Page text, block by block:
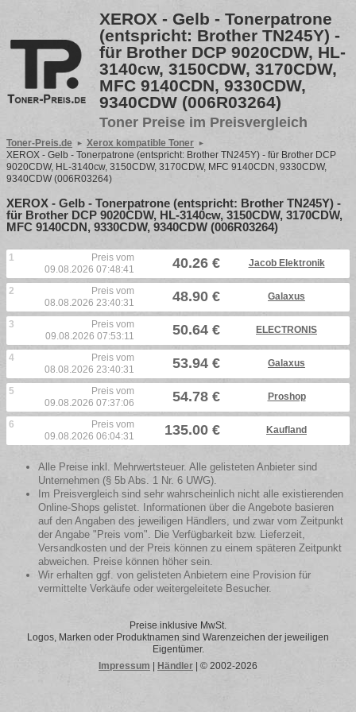
XEROX - Gelb - Tonerpatrone
(entspricht: Brother TN245Y) -
für Brother DCP 9020CDW, HL-
3140cw, 3150CDW, 3170CDW,
MFC 9140CDN, 9330CDW,
9340CDW (006R03264)
Toner Preise im Preisvergleich
Toner-Preis.de
Xerox kompatible Toner
XEROX - Gelb - Tonerpatrone (entspricht: Brother TN245Y) - für Brother DCP
9020CDW, HL-3140cw, 3150CDW, 3170CDW, MFC 9140CDN, 9330CDW,
9340CDW (006R03264)
XEROX - Gelb - Tonerpatrone (entspricht: Brother TN245Y) -
für Brother DCP 9020CDW, HL-3140cw, 3150CDW, 3170CDW,
MFC 9140CDN, 9330CDW, 9340CDW (006R03264)
1
Preis vom
09.08.2026 07:48:41
40.26 € Jacob Elektronik
2
Preis vom
08.08.2026 23:40:31
48.90 € Galaxus
3
Preis vom
09.08.2026 07:53:11
50.64 € ELECTRONIS
4
Preis vom
08.08.2026 23:40:31
53.94 € Galaxus
5
Preis vom
09.08.2026 07:37:06
54.78 € Proshop
6
Preis vom
09.08.2026 06:04:31
135.00 € Kaufland
Alle Preise inkl. Mehrwertsteuer. Alle gelisteten Anbieter sind
Unternehmen (§ 5b Abs. 1 Nr. 6 UWG).
Im Preisvergleich sind sehr wahrscheinlich nicht alle existierenden
Online-Shops gelistet. Informationen über die Angebote basieren
auf den Angaben des jeweiligen Händlers, und zwar vom Zeitpunkt
der Angabe "Preis vom". Die Verfügbarkeit bzw. Lieferzeit,
Versandkosten und der Preis können zu einem späteren Zeitpunkt
abweichen. Preise können höher sein.
Wir erhalten ggf. von gelisteten Anbietern eine Provision für
vermittelte Verkäufe oder weitergeleitete Besucher.
Preise inklusive MwSt.
Logos, Marken oder Produktnamen sind Warenzeichen der jeweiligen
Eigentümer.
Impressum
Händler | © 2002-2026